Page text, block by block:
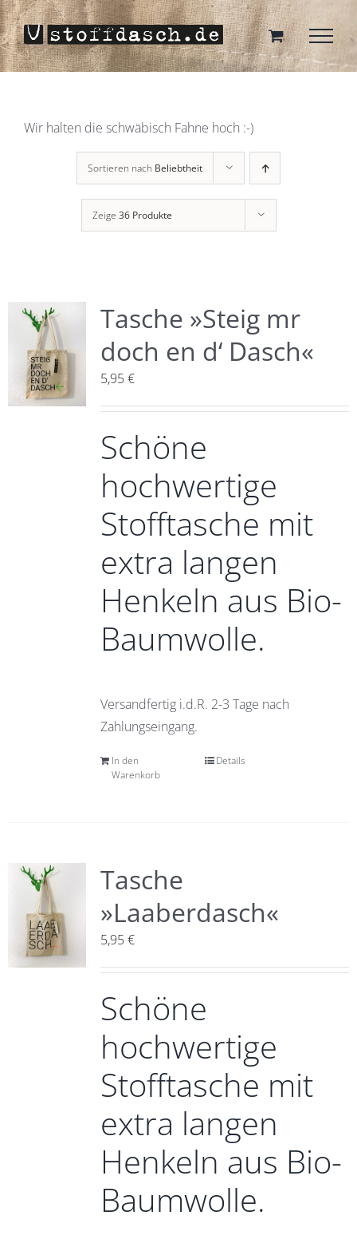
Zum
Inhalt
springen
Wir halten die schwäbisch Fahne hoch :-)
Sortieren nach Beliebtheit
Zeige 36 Produkte
Tasche »Steig mr
doch en d‘ Dasch«
5,95€
Schöne
hochwertige
Stofftasche mit
extra langen
Henkeln aus Bio-
Baumwolle.
Versandfertig i.d.R. 2-3 Tage nach
Zahlungseingang.
In den
Warenkorb
Details
Tasche
»Laaberdasch«
5,95€
Schöne
hochwertige
Stofftasche mit
extra langen
Henkeln aus Bio-
Baumwolle.